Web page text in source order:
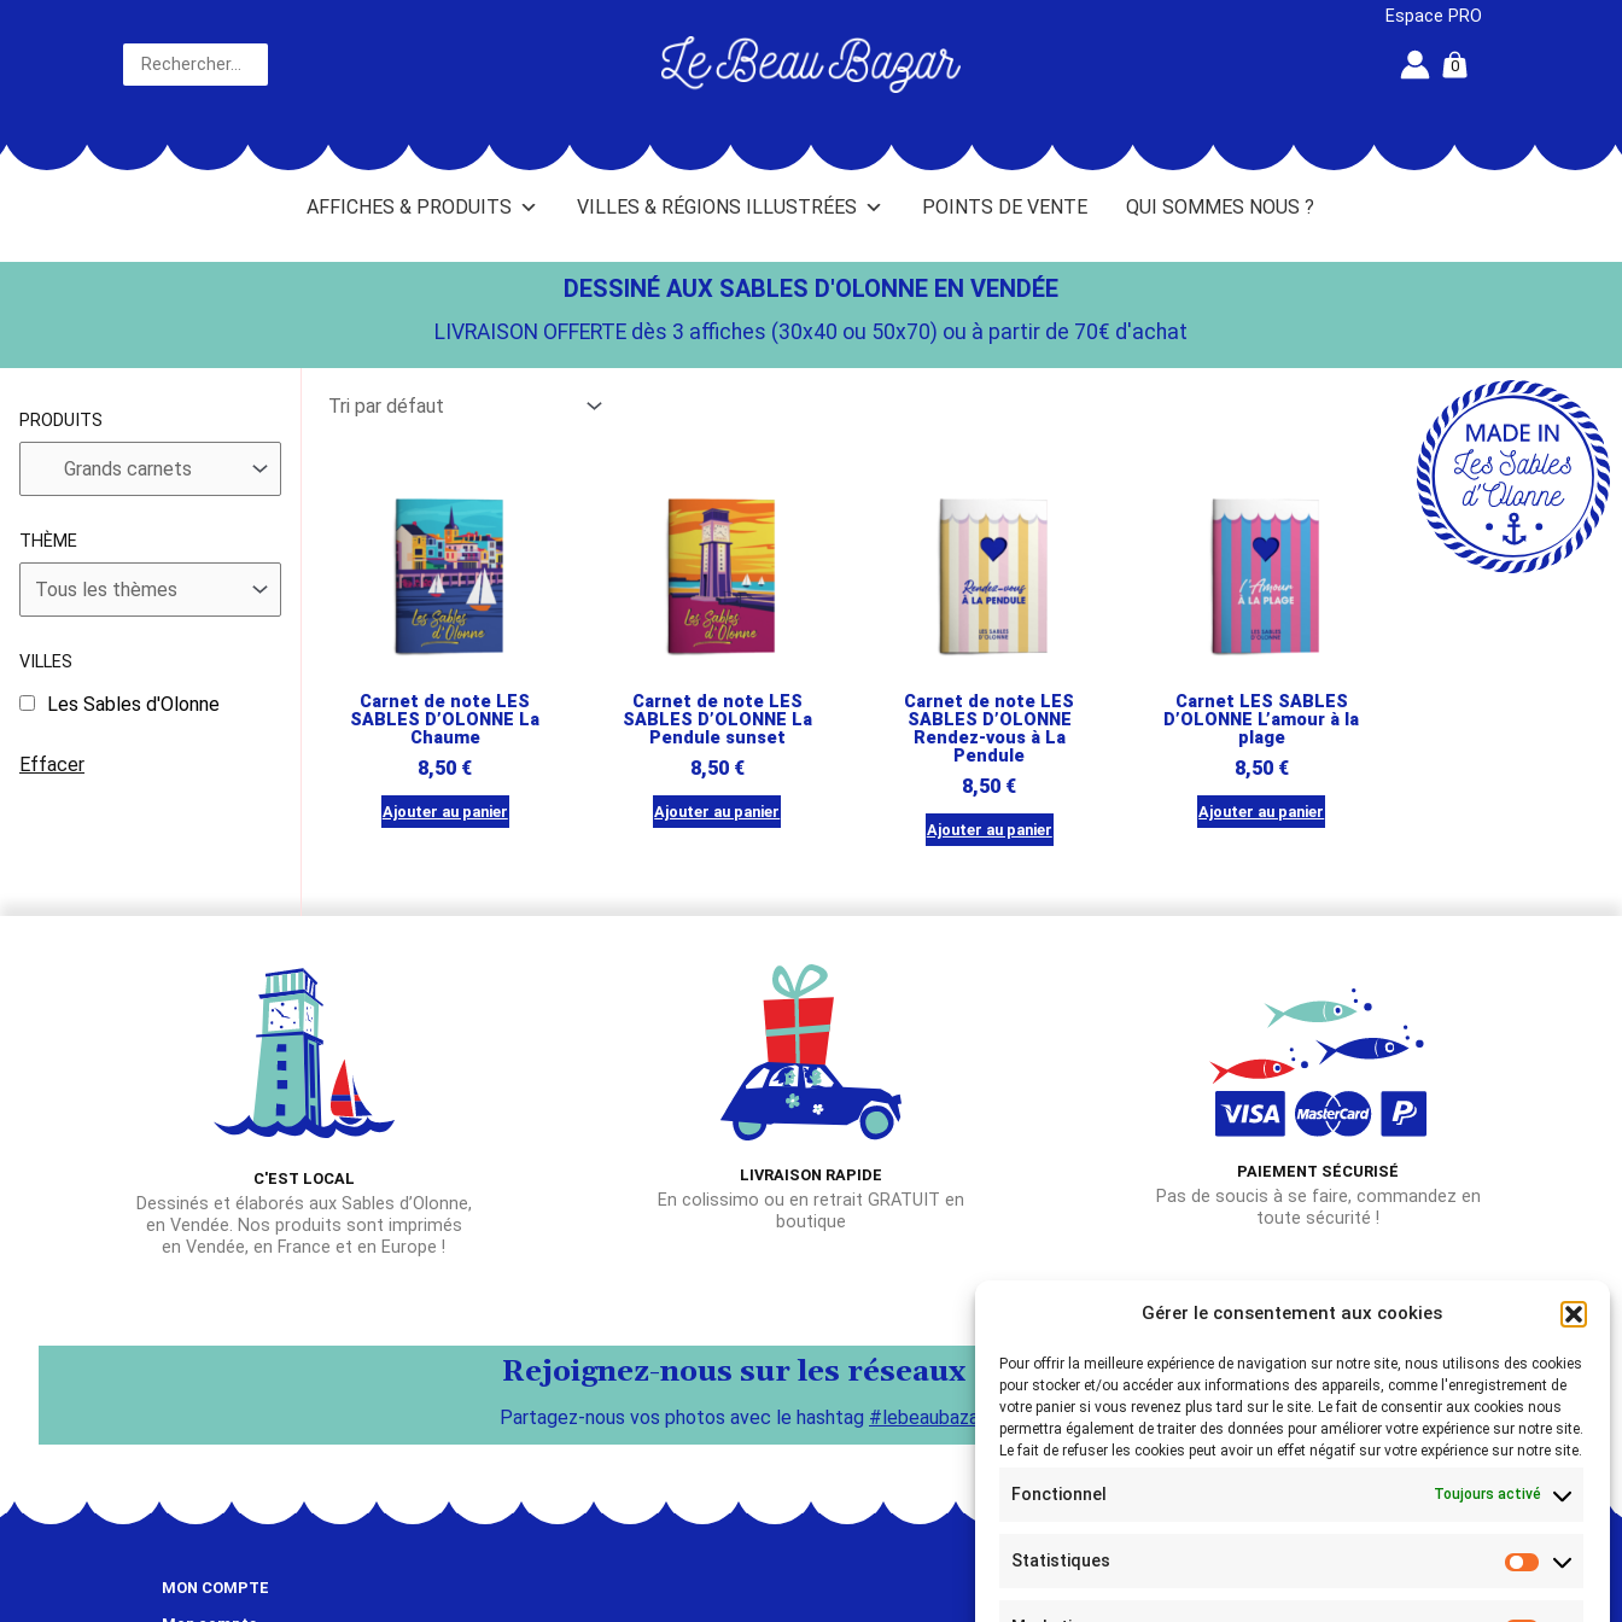
Gérer le consentement aux cookies
Pour offrir la meilleure expérience de navigation sur notre site, nous utilisons des cookies
pour stocker et/ou accéder aux informations des appareils, comme l'enregistrement de
votre panier si vous revenez plus tard sur le site. Le fait de consentir aux cookies nous
permettra également de traiter des données pour améliorer votre expérience sur notre site.
Le fait de refuser les cookies peut avoir un effet négatif sur votre expérience sur notre site.
Fonctionnel Toujours activé
Statistiques
Espace PRO
Rechercher
e
B
e
a
u
B
a
z
a
0
AFFICHES & PRODUITS VILLES & RÉGIONS ILLUSTRÉES POINTS DE VENTE QUI SOMMES NOUS ?
DESSINÉ AUX SABLES D'OLONNE EN VENDÉE
LIVRAISON OFFERTE dès 3 affiches (30x40 ou 50x70) ou à partir de 70€ d'achat
PRODUITS
THÈME
VILLES
Les Sables d'Olonne
Effacer
Carnet de note LES
SABLES D’OLONNE La
Chaume
8,50 €
Ajouter au panier
Carnet de note LES
SABLES D’OLONNE La
Pendule sunset
8,50 €
Ajouter au panier
Carnet de note LES
SABLES D’OLONNE
Rendez-vous à La
Pendule
8,50 €
Ajouter au panier
Carnet LES SABLES
D’OLONNE L’amour à la
plage
8,50 €
Ajouter au panier
C'EST LOCAL
Dessinés et élaborés aux Sables d’Olonne,
en Vendée. Nos produits sont imprimés
en Vendée, en France et en Europe !
LIVRAISON RAPIDE
En colissimo ou en retrait GRATUIT en
boutique
PAIEMENT SÉCURISÉ
Pas de soucis à se faire, commandez en
toute sécurité !
Rejoignez-nous sur les réseaux !
Partagez-nous vos photos avec le hashtag #lebeaubazar
MON COMPTE